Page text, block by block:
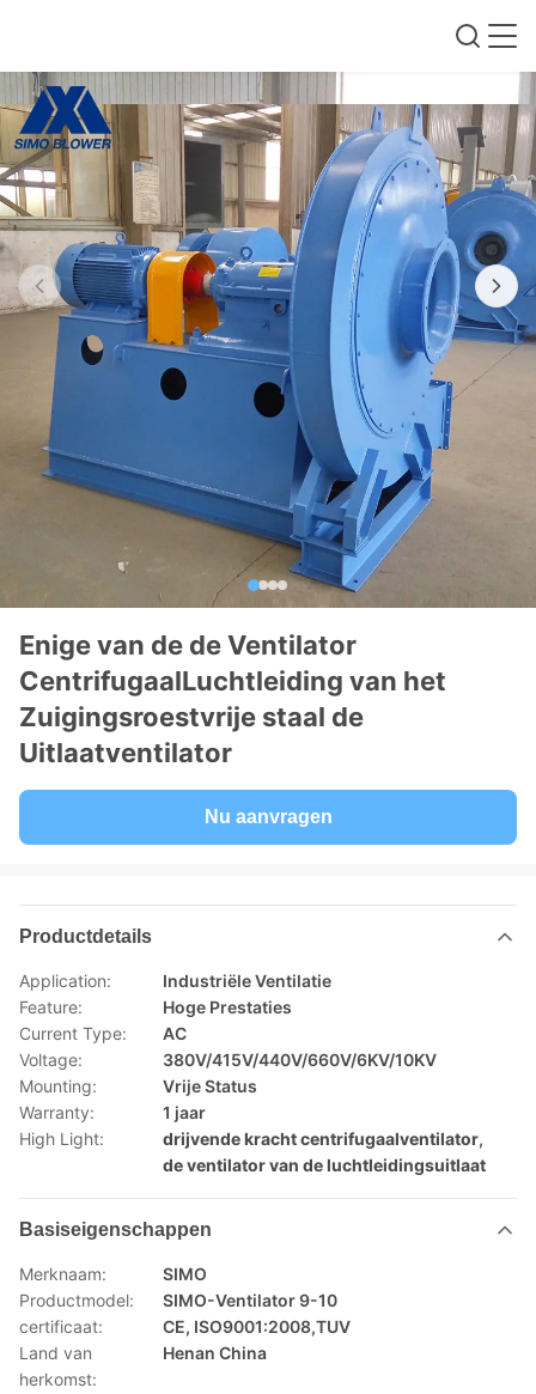
Enige van de de Ventilator
CentrifugaalLuchtleiding van het
Zuigingsroestvrije staal de
Uitlaatventilator
Nu aanvragen
Productdetails
Application:
Industriële Ventilatie
Feature:
Hoge Prestaties
Current Type:
AC
Voltage:
380V/415V/440V/660V/6KV/10KV
Mounting:
Vrije Status
Warranty:
1 jaar
High Light:
drijvende kracht centrifugaalventilator,
de ventilator van de luchtleidingsuitlaat
Basiseigenschappen
Merknaam:
SIMO
Productmodel:
SIMO-Ventilator 9-10
certificaat:
CE, ISO9001:2008,TUV
Land van
herkomst:
Henan China